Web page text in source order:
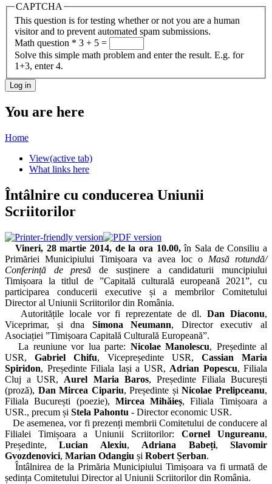
CAPTCHA
This question is for testing whether or not you are a human
visitor and to prevent automated spam submissions.
Math question * 3 + 5 =
Solve this simple math problem and enter the result. E.g. for
1+3, enter 4.
You are here
Home
View(active tab)
What links here
Întâlnire cu conducerea Uniunii
Scriitorilor
Vineri, 28 martie 2014, de la ora 10.00,în Sala de Consiliu a
Primăriei Municipiului Timișoara va avea loc o Masă rotundă/
Conferință de presă de susținere a candidaturii muncipiului
Timișoara la titlul de ”Capitală culturală europeană 2021”, cu
participarea conducerii executive și a membrilor Comitetului
Director al Uniunii Scriitorilor din România.
Autoritățile locale vor fi reprezentate de dl.Dan Diaconu,
Viceprimar, și dna Simona Neumann, Director executiv al
Asociației ”Timișoara Capitală Culturală Europeană”.
La reuniune vor lua parte: Nicolae Manolescu, Președinte al
USR, Gabriel Chifu, Vicepreședinte USR, Cassian Maria
Spiridon, Președinte Filiala Iași a USR, Adrian Popescu, Filiala
Cluj a USR, Aurel Maria Baros, Președinte Filiala București
(proză), Dan Mircea Cipariu, Președinte șiNicolae Prelipceanu,
Filiala București (poezie), Mircea Mihăieș, Filiala Timișoara a
USR., precum și Stela Pahontu - Director economic USR.
De asemenea, vor fi prezenți membrii Comitetului de conducere al
Filialei Timișoara a Uniunii Scriitorilor: Cornel Ungureanu,
Președinte,Lucian Alexiu, Adriana Babeți,Slavomir
Gvozdenovici, Marian Odangiu și Robert Șerban.
Întâlnirea de la Primăria Municipiului Timișoara va fi urmată de
ședința Comitetului Director al Uniunii Scriitorilor din România.